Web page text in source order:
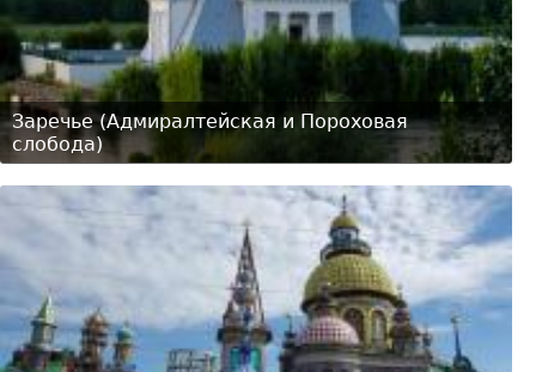
Заречье (Адмиралтейская и Пороховая
слобода)